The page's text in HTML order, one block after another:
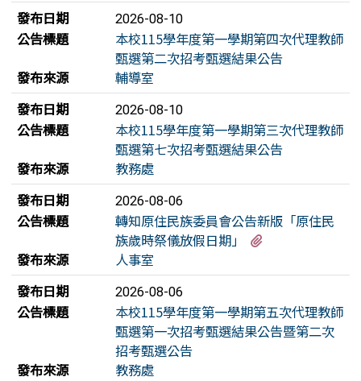
發布日期
2026-08-10
公告標題
本校115學年度第一學期第四次代理教師
甄選第二次招考甄選結果公告
發布來源
輔導室
發布日期
2026-08-10
公告標題
本校115學年度第一學期第三次代理教師
甄選第七次招考甄選結果公告
發布來源
教務處
發布日期
2026-08-06
公告標題
轉知原住民族委員會公告新版「原住民
族歲時祭儀放假日期」
發布來源
人事室
發布日期
2026-08-06
公告標題
本校115學年度第一學期第五次代理教師
甄選第一次招考甄選結果公告暨第二次
招考甄選公告
發布來源
教務處